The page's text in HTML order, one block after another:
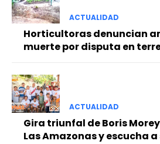
ACTUALIDAD
Horticultoras denuncian
muerte por disputa en
ACTUALIDAD
Gira triunfal de Boris
Las Amazonas y escucha